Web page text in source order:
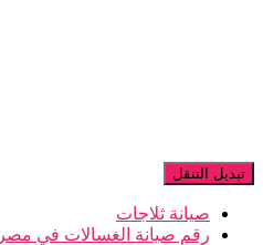
تبديل التنقل
صيانة ثلاجات
رقم صيانة الغسالات في مصر 01127571696